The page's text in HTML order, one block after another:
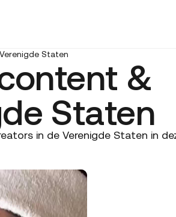
Staten
&
Staten
in de Verenigde Staten in